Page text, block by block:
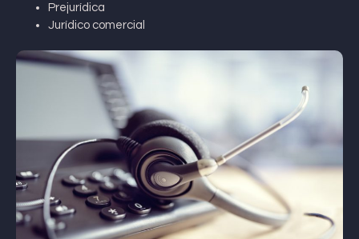
Prejurídica
Jurídico comercial